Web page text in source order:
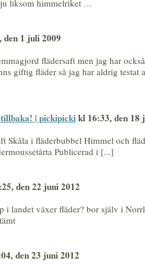
ju liksom himmelriket …
den 1 juli 2009
flädersaft men jag har
giftig fläder så jag har aldrig testat
| pickipickikl 16:33, den 18
Skåla i fläderbubbel Himmel och
Publicerad i [...]
den 22 juni 2012
i landet växer fläder? bor själv i
den 23 juni 2012